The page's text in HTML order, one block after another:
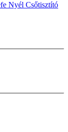
Nyél Csőtisztító